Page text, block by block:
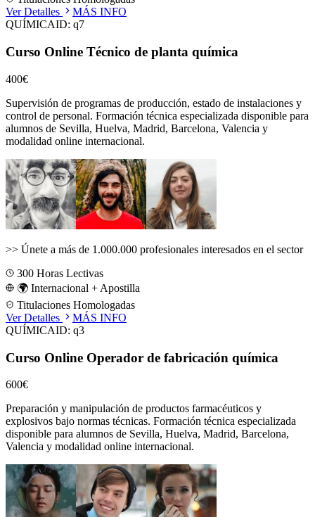
Ver Detalles
MÁS INFO
QUÍMICAID: q7
Curso Online Técnico de planta química
400€
Supervisión de programas de producción, estado de instalaciones y
control de personal. Formación técnica especializada disponible para
alumnos de Sevilla, Huelva, Madrid, Barcelona, Valencia y
modalidad online internacional.
>> Únete a más de 1.000.000 profesionales interesados en el sector
300 Horas Lectivas
🌍 Internacional + Apostilla
Titulaciones Homologadas
Ver Detalles
MÁS INFO
QUÍMICAID: q3
Curso Online Operador de fabricación química
600€
Preparación y manipulación de productos farmacéuticos y
explosivos bajo normas técnicas. Formación técnica especializada
disponible para alumnos de Sevilla, Huelva, Madrid, Barcelona,
Valencia y modalidad online internacional.